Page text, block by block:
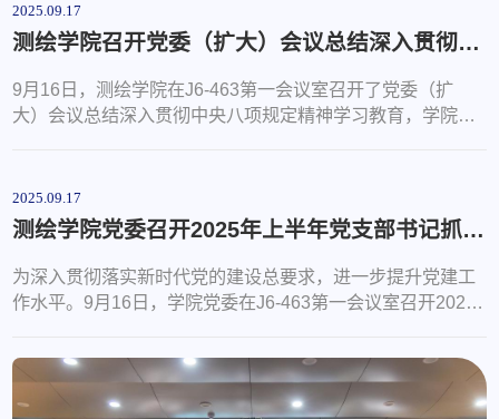
2025.09.17
测绘学院召开党委（扩大）会议总结深入贯彻中央八项规定精神学习教育
9月16日，测绘学院在J6-463第一会议室召开了党委（扩
大）会议总结深入贯彻中央八项规定精神学习教育，学院领
规定精神学习教育的重要指示、中央党的建设工作领导小组
会议精神、林武书记在省委常委会会议暨党的建设工作领导
小组会议上的讲话精神、校党委书记王君松在党委常委（扩
大）会暨党的建设工作领导小组会议上的...
2025.09.17
测绘学院党委召开2025年上半年党支部书记抓基层党建工作述职会议
为深入贯彻落实新时代党的建设总要求，进一步提升党建工
作水平。9月16日，学院党委在J6-463第一会议室召开2025
子成员、各党支部书记参加会议。会议由党委书记范俊峰主
持。会上，各党支部书记围绕2025年上半年党建工作开展情
况、党支部书记履行抓党建工作责任情况等内容进行述职，